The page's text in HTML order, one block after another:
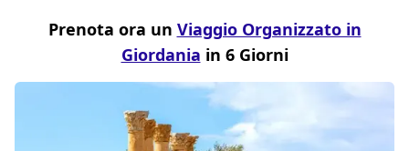
Prenota ora un Viaggio Organizzato in
Giordania in 6 Giorni